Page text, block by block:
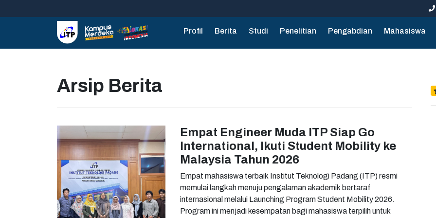
Profil Berita Studi Penelitian Pengabdian Mahasiswa
Arsip Berita
Empat Engineer Muda ITP Siap Go
International, Ikuti Student Mobility ke
Malaysia Tahun 2026
Empat mahasiswa terbaik Institut Teknologi Padang (ITP) resmi
memulai langkah menuju pengalaman akademik bertaraf
internasional melalui Launching Program Student Mobility 2026.
Program ini menjadi kesempatan bagi mahasiswa terpilih untuk